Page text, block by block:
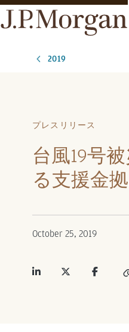
2019
プレスリリース
台風19号
る支援金
October 25, 2019